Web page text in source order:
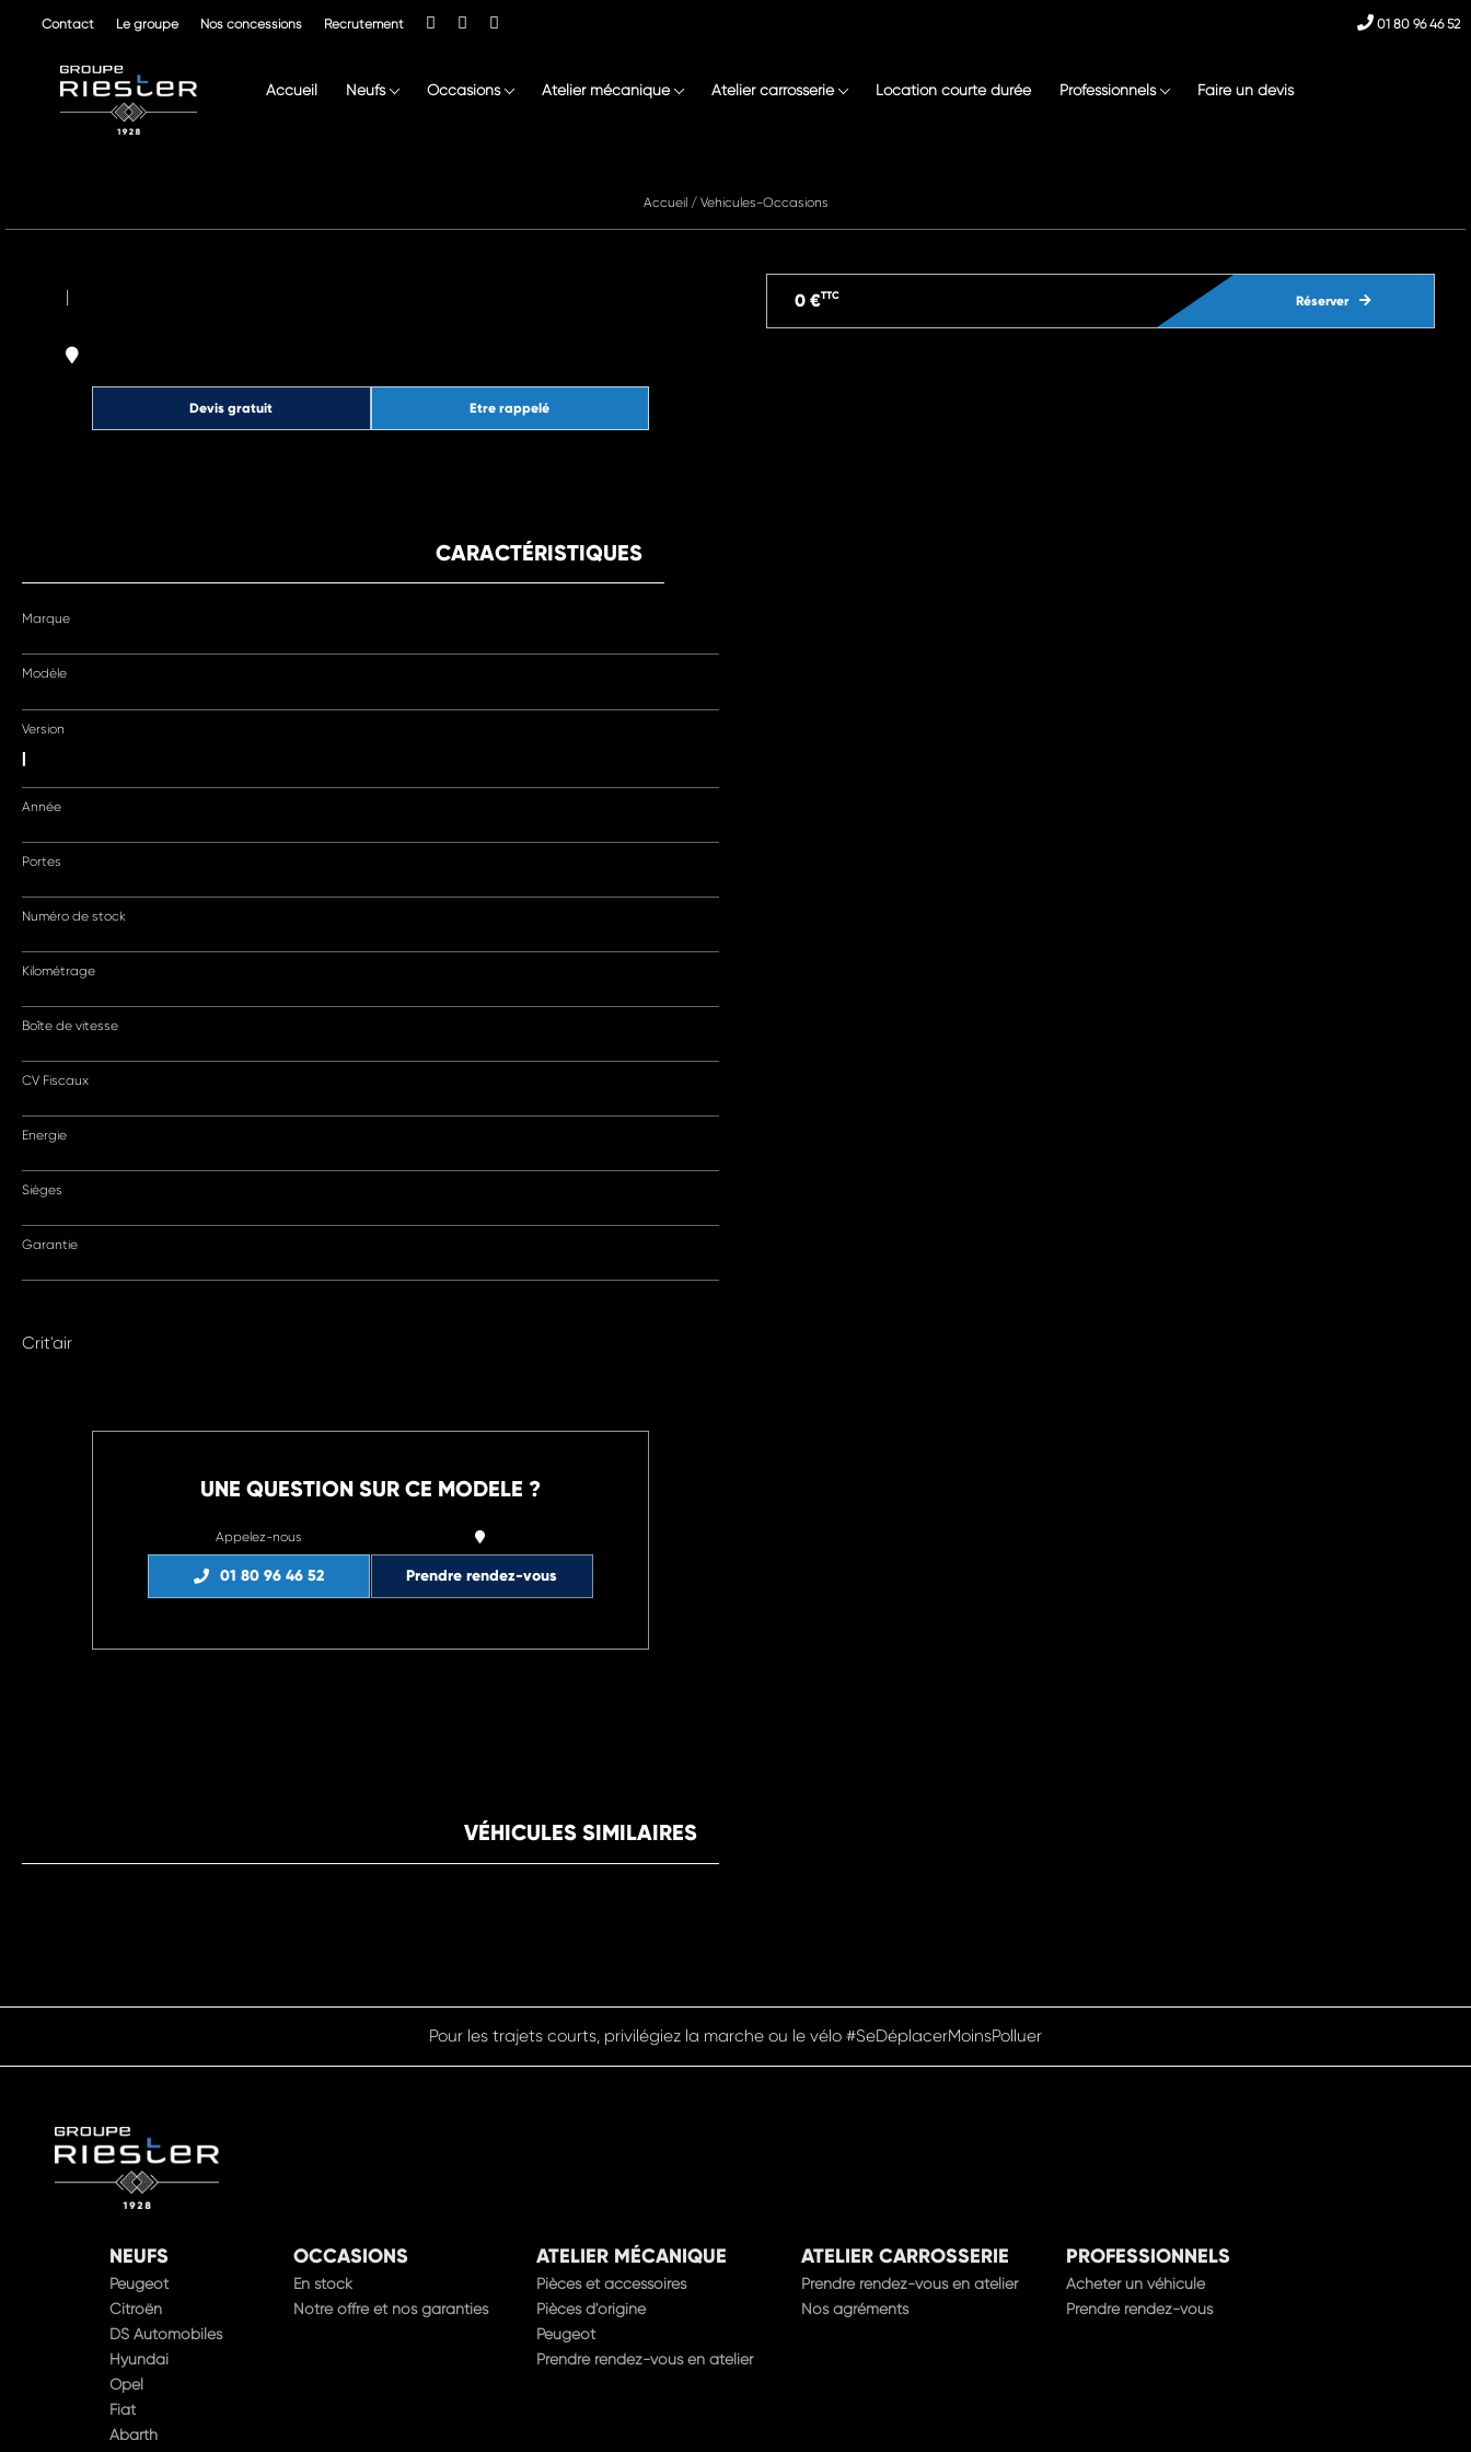
Contact Le groupe Nos concessions Recrutement 01 80 96 46 52
Accueil Neufs Occasions Atelier mécanique Atelier carrosserie Location courte durée Professionnels Faire un devis
Accueil/ Vehicules-Occasions
Réserver
0 €TTC
Etre rappelé
Devis gratuit
CARACTÉRISTIQUES
Marque
Modèle
Version
|
Année
Portes
Numéro de stock
Kilométrage
Boîte de vitesse
CV Fiscaux
Energie
Sièges
Garantie
Crit'air
UNE QUESTION SUR CE MODELE ?
Appelez-nous
01 80 96 46 52 Prendre rendez-vous
VÉHICULES SIMILAIRES
Pour les trajets courts, privilégiez la marche ou le vélo #SeDéplacerMoinsPolluer
NEUFS
Peugeot
Citroën
DS Automobiles
Hyundai
Opel
Fiat
Abarth
OCCASIONS
En stock
Notre offre et nos garanties
ATELIER MÉCANIQUE
Pièces et accessoires
Pièces d'origine
Peugeot
Prendre rendez-vous en atelier
ATELIER CARROSSERIE
Prendre rendez-vous en atelier
Nos agréments
PROFESSIONNELS
Acheter un véhicule
Prendre rendez-vous